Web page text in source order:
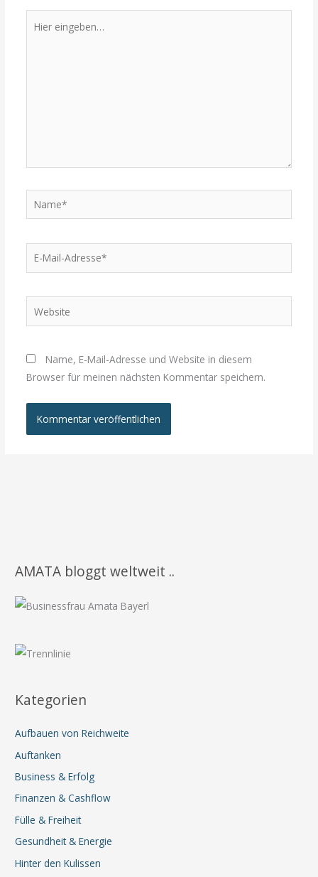
eingeben…
Mail-
Website
Name, E-Mail-Adresse und Website in diesem
Browser für meinen nächsten Kommentar speichern.
AMATA bloggt weltweit ..
Kategorien
Aufbauen von Reichweite
Auftanken
Business & Erfolg
Finanzen & Cashflow
Fülle & Freiheit
Gesundheit & Energie
Hinter den Kulissen